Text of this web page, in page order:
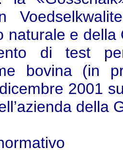
naturale e
di test
bovina (in
2001
della